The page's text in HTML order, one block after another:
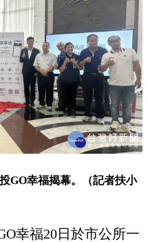
GO幸福揭幕。（記者扶小
幸福20日於市公所一